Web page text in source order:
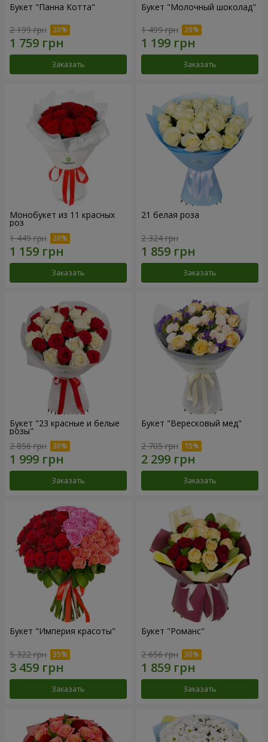
Букет "Панна Котта"
2 199 грн
Заказать
Букет "Молочный шоколад"
1 499 грн
Заказать
Монобукет из 11 красных
роз
1 449 грн
Заказать
21 белая роза
2 324 грн
Заказать
Букет "23 красные и белые
розы"
2 856 грн
Заказать
Букет "Вересковый мед"
2 705 грн
Заказать
Букет "Империя красоты"
5 322 грн
Заказать
Букет "Романс"
2 656 грн
Заказать